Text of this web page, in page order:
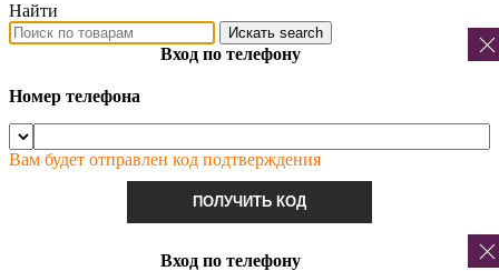
Найти
Искать search
Вход по телефону
Номер телефона
Вам будет отправлен код подтверждения
ПОЛУЧИТЬ КОД
Вход по телефону